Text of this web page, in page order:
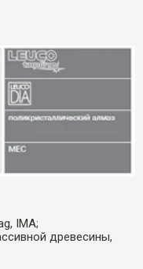
IMA;
древесины,